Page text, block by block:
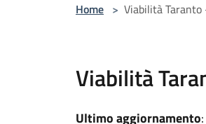
Home > Viabilità Taranto
Viabilità
Ultimo aggiornamento